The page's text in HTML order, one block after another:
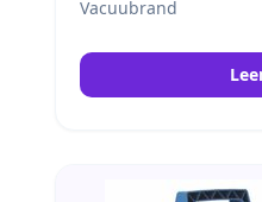
Vacuubrand